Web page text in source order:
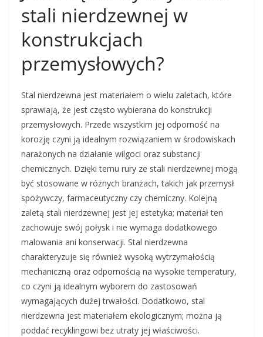
stali nierdzewnej w
konstrukcjach
przemysłowych?
Stal nierdzewna jest materiałem o wielu zaletach, które
sprawiają, że jest często wybierana do konstrukcji
przemysłowych. Przede wszystkim jej odporność na
korozję czyni ją idealnym rozwiązaniem w środowiskach
narażonych na działanie wilgoci oraz substancji
chemicznych. Dzięki temu rury ze stali nierdzewnej mogą
być stosowane w różnych branżach, takich jak przemysł
spożywczy, farmaceutyczny czy chemiczny. Kolejną
zaletą stali nierdzewnej jest jej estetyka; materiał ten
zachowuje swój połysk i nie wymaga dodatkowego
malowania ani konserwacji. Stal nierdzewna
charakteryzuje się również wysoką wytrzymałością
mechaniczną oraz odpornością na wysokie temperatury,
co czyni ją idealnym wyborem do zastosowań
wymagających dużej trwałości. Dodatkowo, stal
nierdzewna jest materiałem ekologicznym; można ją
poddać recyklingowi bez utraty jej właściwości.